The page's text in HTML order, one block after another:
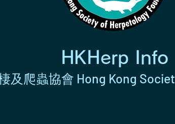
HKHerp Info
及爬蟲協會 Hong Kong